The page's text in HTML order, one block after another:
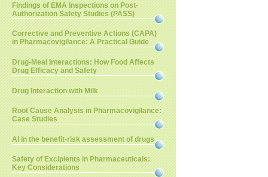
Findings of EMA Inspections on Post-
Authorization Safety Studies (PASS)
Corrective and Preventive Actions (CAPA)
in Pharmacovigilance: A Practical Guide
Drug-Meal Interactions: How Food Affects
Drug Efficacy and Safety
Drug Interaction with Milk
Root Cause Analysis in Pharmacovigilance:
Case Studies
AI in the benefit-risk assessment of drugs
Safety of Excipients in Pharmaceuticals:
Key Considerations